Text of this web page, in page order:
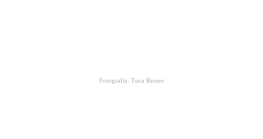
Fotografia: Tuca Reines